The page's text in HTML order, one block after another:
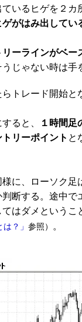
いるヒゲを２カ
がはみ出してい
リーラインがベー
じゃない時は手
トレード開始と
ると、
１時間足
リーポイント と
に、ローソク
断する。途中
はダメというこ
？」 参照） 。